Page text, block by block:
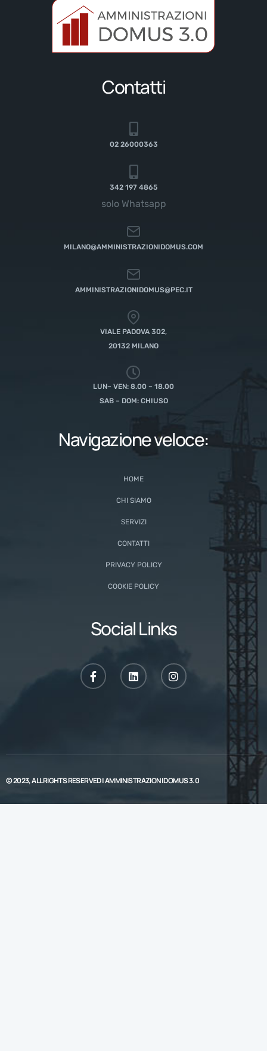
Contatti
02 26000363
342 197 4865
solo Whatsapp
MILANO@AMMINISTRAZIONIDOMUS.COM
AMMINISTRAZIONIDOMUS@PEC.IT
VIALE PADOVA 302,
20132 MILANO
LUN– VEN: 8.00 – 18.00
SAB – DOM: CHIUSO
Navigazione veloce:
HOME
CHI SIAMO
SERVIZI
CONTATTI
PRIVACY POLICY
COOKIE POLICY
Social Links
© 2023, ALL RIGHTS RESERVED |AMMINISTRAZIONI DOMUS 3.0